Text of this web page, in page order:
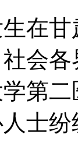
甘
会
第
士